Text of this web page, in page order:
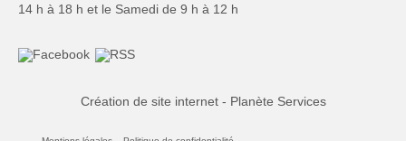
14 h à 18 h et le Samedi de 9 h à 12 h
Création de site internet - Planète Services